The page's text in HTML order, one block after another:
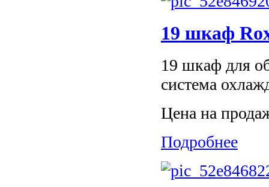
19 шкаф
19 шкаф для
система
Цена на
Подробнее